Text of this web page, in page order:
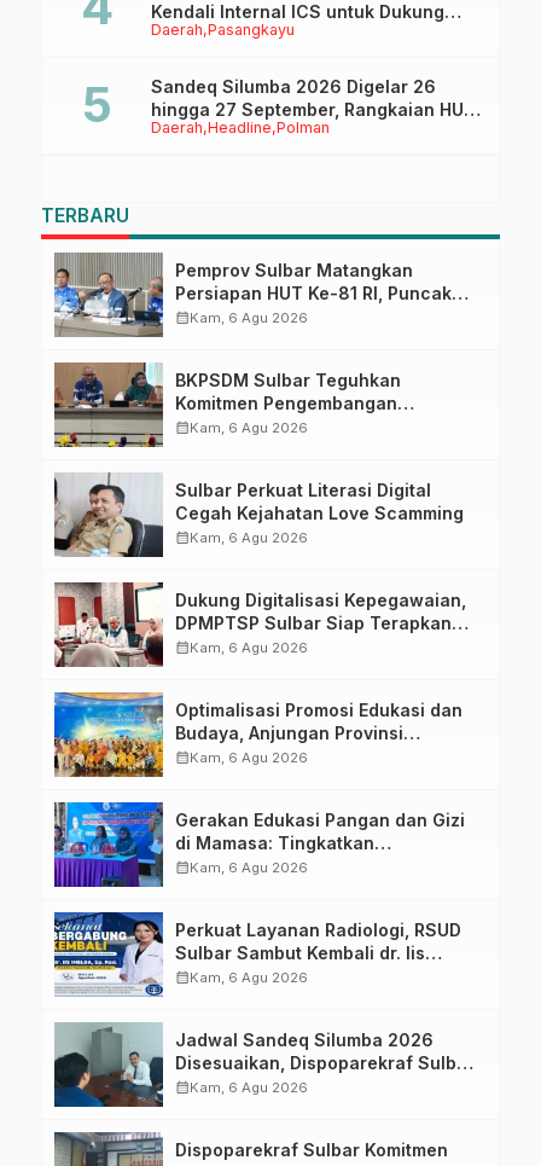
Daerah Pasangkayu
Kendali Internal ICS untuk Dukung
Sertifikasi ISPO Pekebun di
Daerah Headline Polman
Sandeq Silumba 2026 Digelar 26
hingga 27 September, Rangkaian HUT
Sulbar
TERBARU
Pemprov Sulbar Matangkan
Persiapan HUT Ke-81 RI, Puncak
Upacara di Lapangan Ahmad
calendar_monthKam, 6 Agu 2026
BKPSDM Sulbar Teguhkan
Komitmen Pengembangan
Kompetensi ASN melalui
calendar_monthKam, 6 Agu 2026
Sulbar Perkuat Literasi Digital
Cegah Kejahatan Love Scamming
calendar_monthKam, 6 Agu 2026
Dukung Digitalisasi Kepegawaian,
DPMPTSP Sulbar Siap Terapkan
Aplikasi FLEKSI ASN
calendar_monthKam, 6 Agu 2026
Optimalisasi Promosi Edukasi dan
Budaya, Anjungan Provinsi
Sulawesi Barat Perkuat Kolaborasi
calendar_monthKam, 6 Agu 2026
Gerakan Edukasi Pangan dan Gizi
di Mamasa: Tingkatkan
Pengetahuan dan Keterampilan
calendar_monthKam, 6 Agu 2026
Perkuat Layanan Radiologi, RSUD
Sulbar Sambut Kembali dr. Iis
Imelda, Sp.Rad
calendar_monthKam, 6 Agu 2026
Jadwal Sandeq Silumba 2026
Disesuaikan, Dispoparekraf Sulbar
Pastikan Persiapan Tetap
calendar_monthKam, 6 Agu 2026
Dispoparekraf Sulbar Komitmen